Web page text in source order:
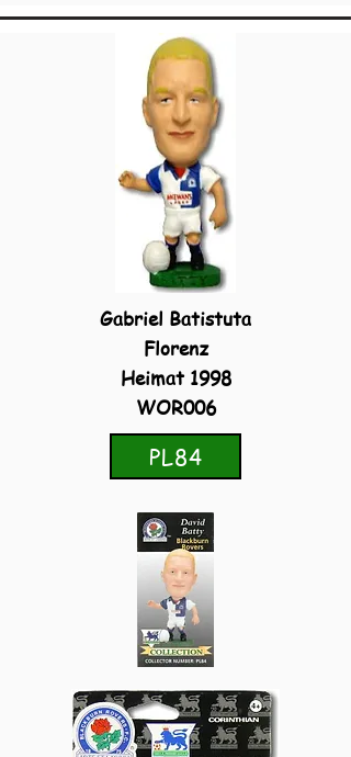
Gabriel Batistuta
Florenz
Heimat 1998
WOR006
PL84